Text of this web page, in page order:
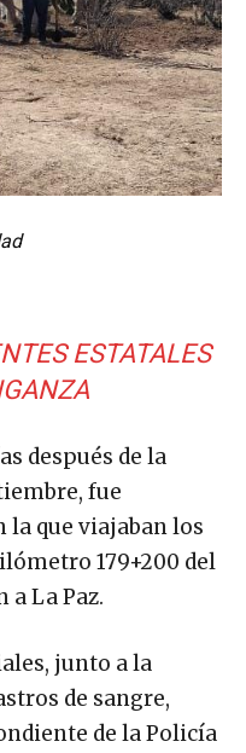
ESTATALES
después de la
fue
la que viajaban los
179+200 del
La Paz.
junto a la
de sangre,
de la Policía